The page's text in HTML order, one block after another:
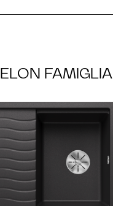
ELON FAMIGLIA